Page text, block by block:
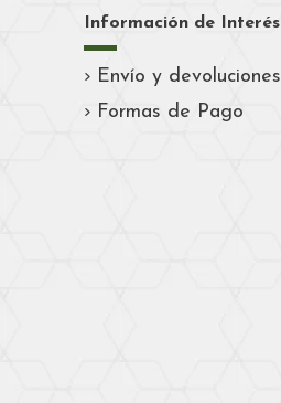
Información de Interés
Envío y devoluciones
Formas de Pago